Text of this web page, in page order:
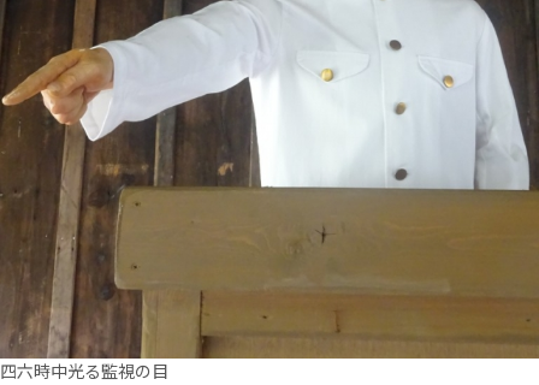
四六時中光る監視の目